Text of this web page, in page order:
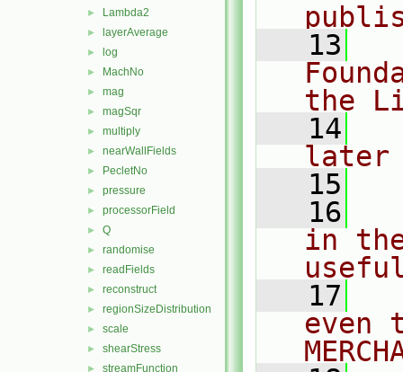
► Lambda2
► layerAverage
► log
► MachNo
► mag
► magSqr
► multiply
► nearWallFields
► PecletNo
► pressure
► processorField
► Q
► randomise
► readFields
► reconstruct
► regionSizeDistribution
► scale
► shearStress
► streamFunction
   13
the
   14
later
   15
   16
in
   17
even